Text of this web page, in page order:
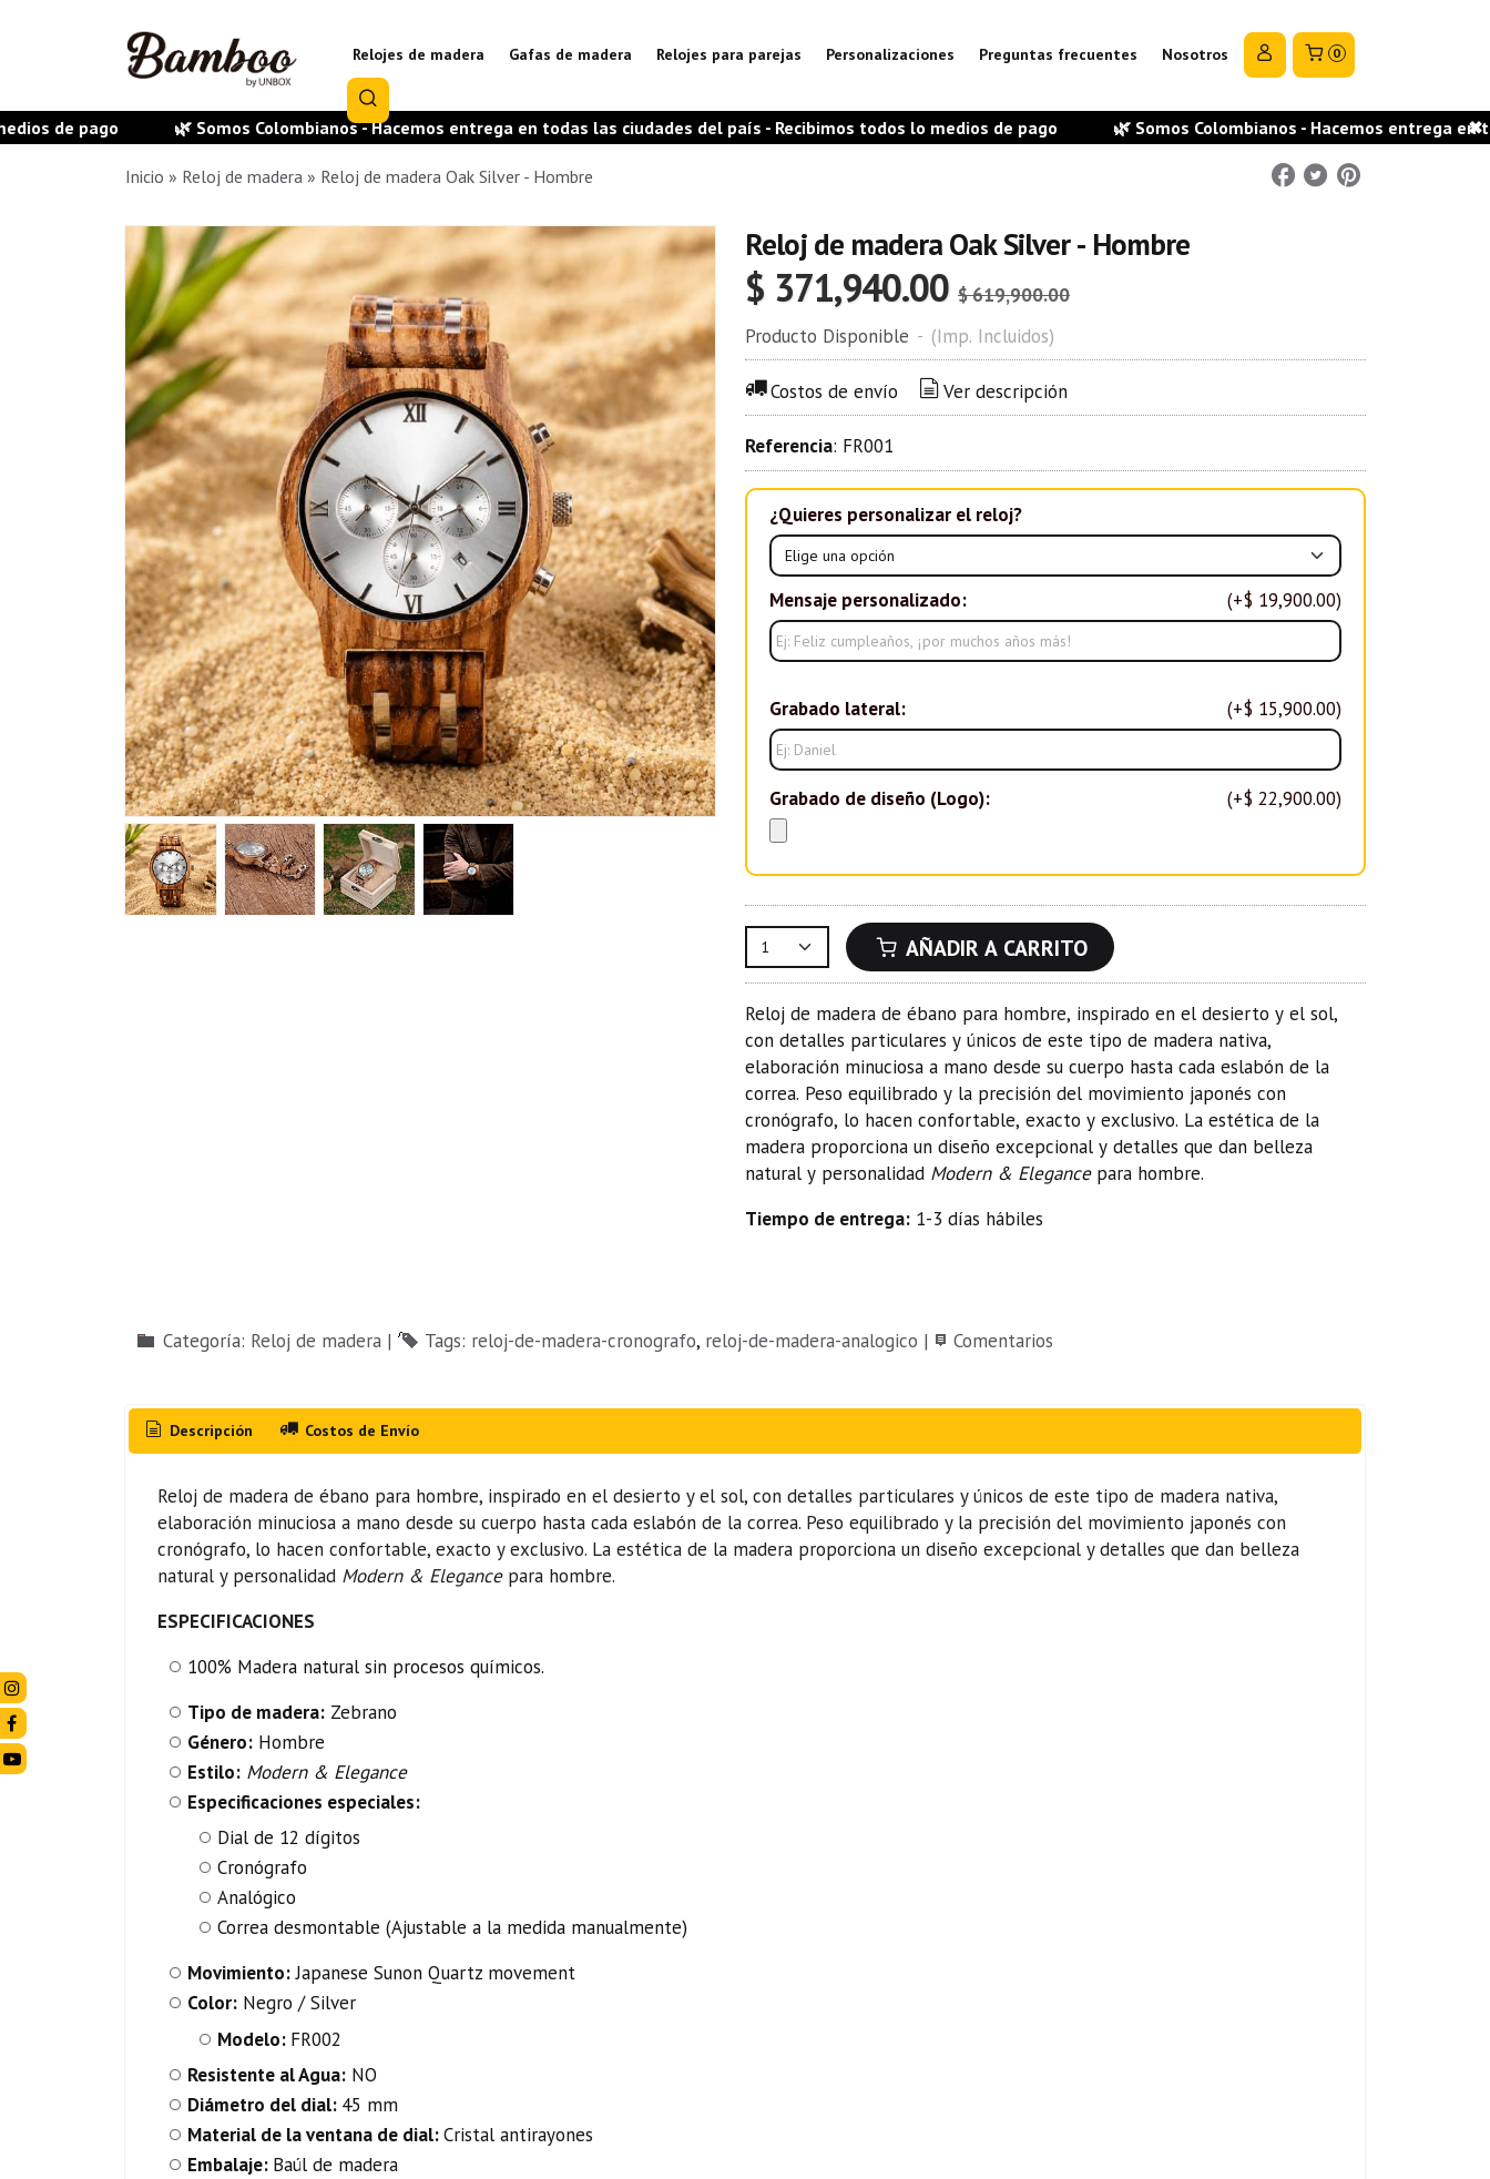
Relojes de madera Gafas de madera Relojes para parejas Personalizaciones Preguntas frecuentes Nosotros 0
Inicio » Reloj de madera » Reloj de madera Oak Silver - Hombre
Reloj de madera Oak Silver - Hombre
$ 371,940.00 $ 619,900.00
Producto Disponible - (Imp. Incluidos)
Costos de envío Ver descripción
Referencia: FR001
¿Quieres personalizar el reloj?
Mensaje personalizado: (+$ 19,900.00)
Grabado lateral: (+$ 15,900.00)
Grabado de diseño (Logo): (+$ 22,900.00)
AÑADIR A CARRITO
Reloj de madera de ébano para hombre, inspirado en el desierto y el sol,
con detalles particulares y únicos de este tipo de madera nativa,
elaboración minuciosa a mano desde su cuerpo hasta cada eslabón de la
correa. Peso equilibrado y la precisión del movimiento japonés con
cronógrafo, lo hacen confortable, exacto y exclusivo. La estética de la
madera proporciona un diseño excepcional y detalles que dan belleza
natural y personalidad Modern & Elegance para hombre.
Tiempo de entrega: 1-3 días hábiles
Categoría: Reloj de madera | Tags: reloj-de-madera-cronografo reloj-de-madera-analogico | Comentarios
Descripción Costos de Envío
Reloj de madera de ébano para hombre, inspirado en el desierto y el sol, con detalles particulares y únicos de este tipo de madera nativa,
elaboración minuciosa a mano desde su cuerpo hasta cada eslabón de la correa. Peso equilibrado y la precisión del movimiento japonés con
cronógrafo, lo hacen confortable, exacto y exclusivo. La estética de la madera proporciona un diseño excepcional y detalles que dan belleza
natural y personalidad Modern & Elegance para hombre.
ESPECIFICACIONES
100% Madera natural sin procesos químicos.
Tipo de madera:Zebrano
Género:Hombre
Estilo: Modern & Elegance
Especificaciones especiales:
Dial de 12 dígitos
Cronógrafo
Analógico
Correa desmontable (Ajustable a la medida manualmente)
Movimiento:Japanese Sunon Quartz movement
Color:Negro / Silver
Modelo: FR002
Resistente al Agua:NO
Diámetro del dial: 45 mm
Material de la ventana de dial:Cristal antirayones
Embalaje: Baúl de madera
🌿 Somos Colombianos - Hacemos entrega en todas las ciudades del país - Recibimos todos lo medios de pago 🌿 Somos Colombianos - Hacemos entrega en todas las ✖